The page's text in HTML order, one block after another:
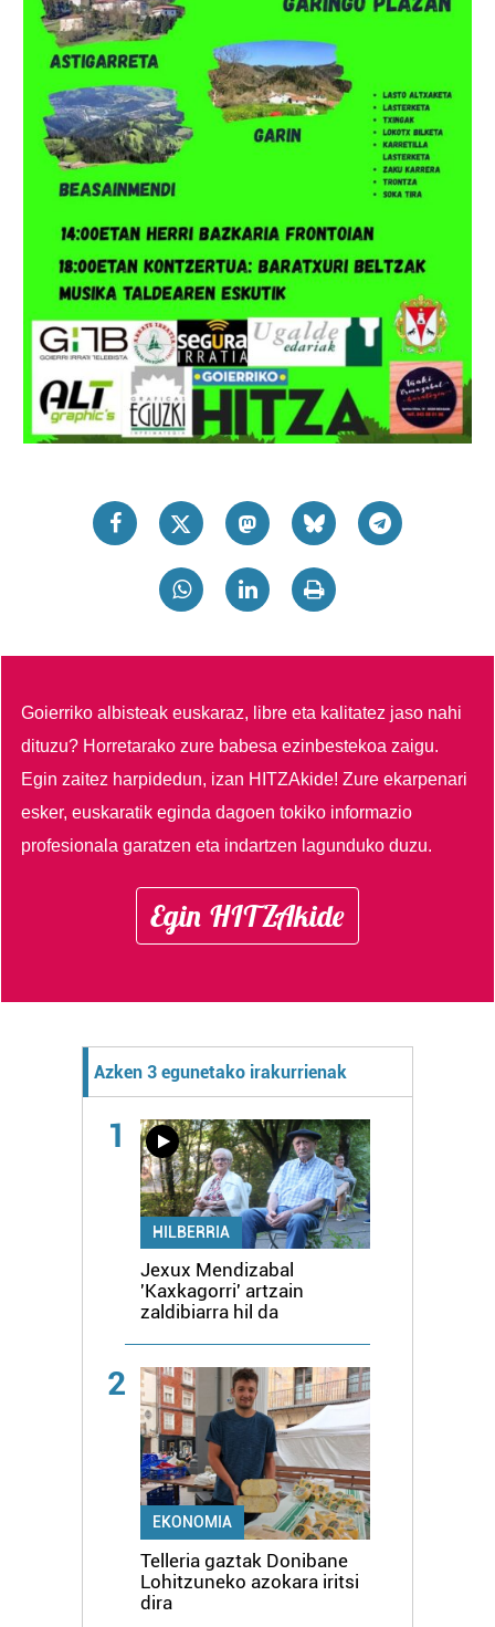
Goierriko albisteak euskaraz, libre eta kalitatez jaso nahi
dituzu? Horretarako zure babesa ezinbestekoa zaigu.
Egin zaitez harpidedun, izan HITZAkide!Zure ekarpenari
esker, euskaratik eginda dagoen tokiko informazio
profesionala garatzen eta indartzen lagunduko duzu.
Egin HITZAkide
Azken 3 egunetako irakurrienak
1
HILBERRIA
Jexux Mendizabal
'Kaxkagorri' artzain
zaldibiarra hil da
2
EKONOMIA
Telleria gaztak Donibane
Lohitzuneko azokara iritsi
dira